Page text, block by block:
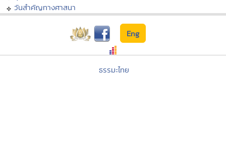
วันสำคัญทางศาสนา
Eng
ธรรมะไทย